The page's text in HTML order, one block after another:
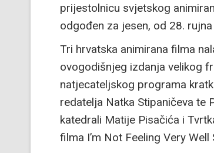
prijestolnicu svjetskog
odgođen za jesen, od 28.
Tri hrvatska animirana filma
ovogodišnjeg izdanja velikog
natjecateljskog programa
redatelja Natka Stipaničeva te
katedrali Matije Pisačića i
filma I’m Not Feeling Very Well